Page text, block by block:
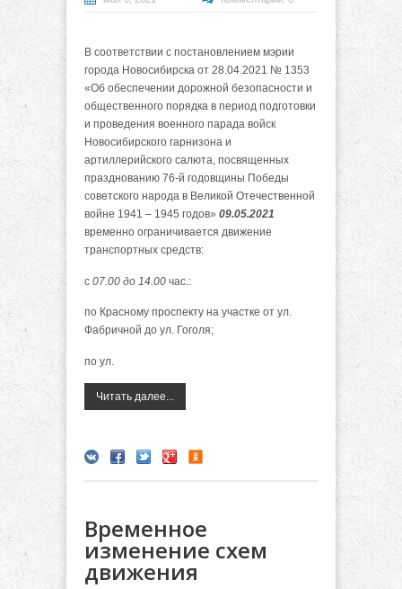
В соответствии с постановлением мэрии
города Новосибирска от 28.04.2021 № 1353
«Об обеспечении дорожной безопасности и
общественного порядка в период подготовки
и проведения военного парада войск
Новосибирского гарнизона и
артиллерийского салюта, посвященных
празднованию 76-й годовщины Победы
советского народа в Великой Отечественной
войне 1941 – 1945 годов» 09.05.2021
временно ограничивается движение
транспортных средств:
с 07.00 до 14.00 час.:
по Красному проспекту на участке от ул.
Фабричной до ул. Гоголя;
по ул.
Читать далее...
Временное
изменение схем
движения